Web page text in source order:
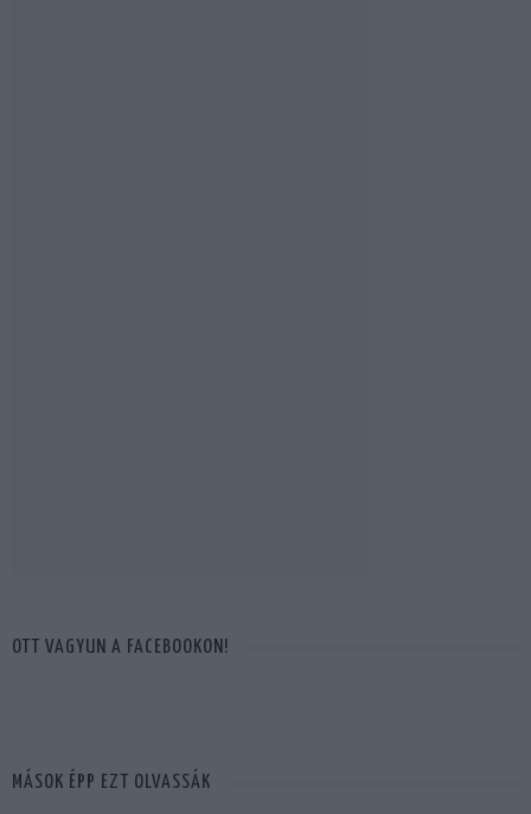
OTT VAGYUN A FACEBOOKON!
MÁSOK ÉPP EZT OLVASSÁK